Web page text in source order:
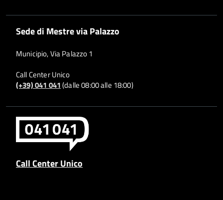
Sede di Mestre via Palazzo
Municipio, Via Palazzo 1
Call Center Unico
(+39) 041 041(dalle 08:00 alle 18:00)
Call Center Unico